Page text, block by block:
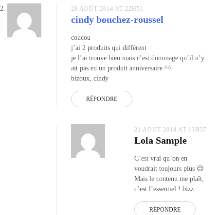
20 AOÛT 2014 AT 22H51
cindy bouchez-roussel
coucou
j’ai 2 produits qui diffèrent
je l’ai trouve bien mais c’est dommage qu’il n’y
ait pas eu un produit anniversaire ^^
bizoux, cindy
RÉPONDRE
21 AOÛT 2014 AT 13H57
Lola Sample
C’est vrai qu’on en
voudrait toujours plus 😉
Mais le contenu me plaît,
c’est l’essentiel ! bizz
RÉPONDRE